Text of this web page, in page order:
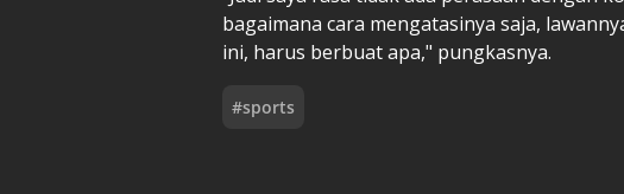
bagaimana cara mengatasinya saja,
ini, harus berbuat apa," pungkasnya.
#sports